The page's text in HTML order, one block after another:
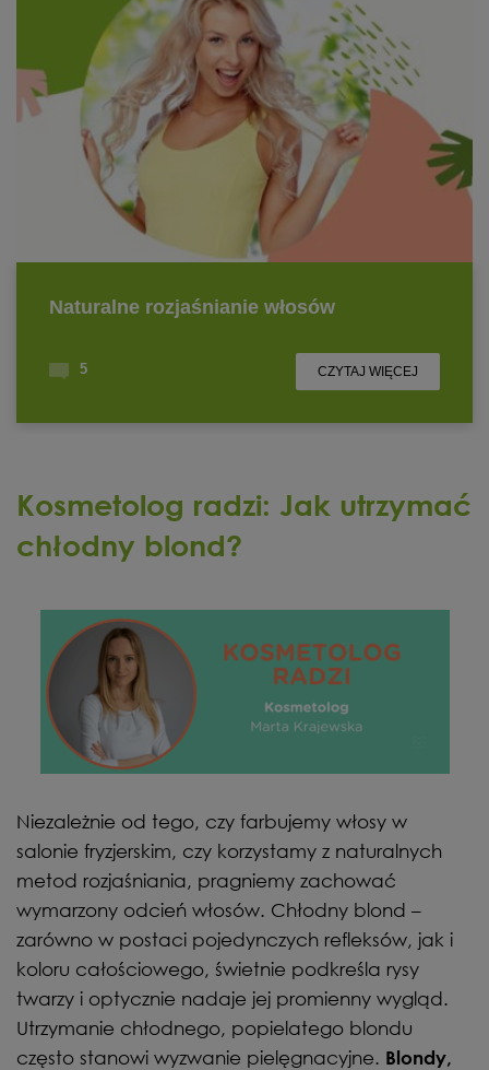
Kosmetolog radzi: Jak utrzymać
chłodny blond?
Niezależnie od tego, czy farbujemy włosy w
salonie fryzjerskim, czy korzystamy z naturalnych
metod rozjaśniania, pragniemy zachować
wymarzony odcień włosów. Chłodny blond –
zarówno w postaci pojedynczych refleksów, jak i
koloru całościowego, świetnie podkreśla rysy
twarzy i optycznie nadaje jej promienny wygląd.
Utrzymanie chłodnego, popielatego blondu
często stanowi wyzwanie pielęgnacyjne. Blondy,